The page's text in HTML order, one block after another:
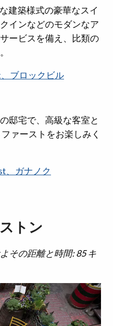
建築様式の豪華なスイ
インなどのモダンなア
ービスを備え、比類の
ブロックビル
邸宅で、高級な客室と
ァーストをお楽しみく
、ガナノク
トン
その距離と時間: 85 キ